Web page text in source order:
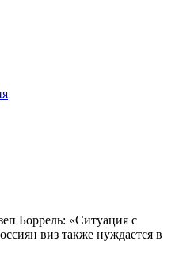
Боррель: «Ситуация с
виз также нуждается в